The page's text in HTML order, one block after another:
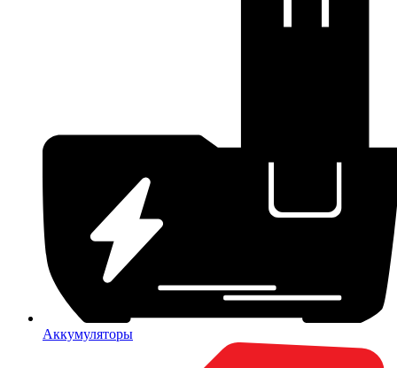
Аккумуляторы